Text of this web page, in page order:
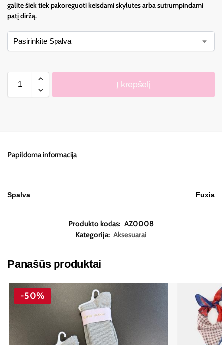
galite šiek tiek pakoreguoti keisdami skylutes arba sutrumpindami
patį diržą.
Į krepšelį
Papildoma informacija
Spalva Fuxia
Produkto kodas: AZ0008
Kategorija: Aksesuarai
Panašūs produktai
-50%